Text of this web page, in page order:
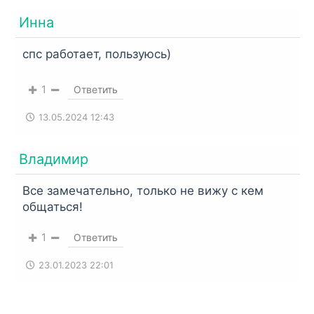
Инна
спс работает, пользуюсь)
1 Ответить
13.05.2024 12:43
Владимир
Все замечательно, только не вижу с кем
общаться!
1 Ответить
23.01.2023 22:01